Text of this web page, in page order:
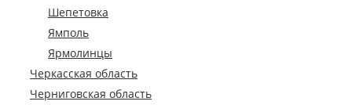
Шепетовка
Ямполь
Ярмолинцы
Черкасская область
Черниговская область